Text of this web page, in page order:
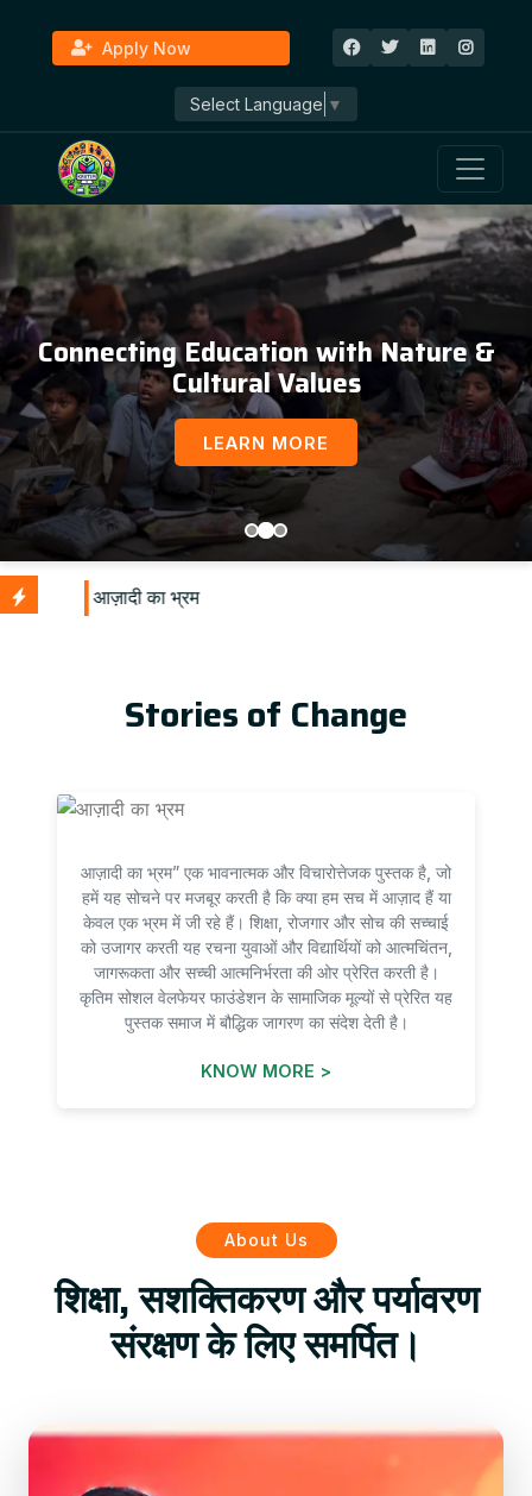
Apply Now
Select Language ▼
Connecting Education with Nature &
Cultural Values
LEARN MORE
Stories of Change
आज़ादी का भ्रम” एक भावनात्मक और विचारोत्तेजक पुस्तक है, जो
हमें यह सोचने पर मजबूर करती है कि क्या हम सच में आज़ाद हैं या
केवल एक भ्रम में जी रहे हैं। शिक्षा, रोजगार और सोच की सच्चाई
को उजागर करती यह रचना युवाओं और विद्यार्थियों को आत्मचिंतन,
जागरूकता और सच्ची आत्मनिर्भरता की ओर प्रेरित करती है।
कृतिम सोशल वेलफेयर फाउंडेशन के सामाजिक मूल्यों से प्रेरित यह
पुस्तक समाज में बौद्धिक जागरण का संदेश देती है।
KNOW MORE >
About Us
शिक्षा, सशक्तिकरण और पर्यावरण
संरक्षण के लिए समर्पित।